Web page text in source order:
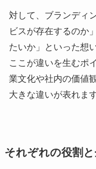
対して、ブランディ
ビスが存在するのか
たいか」といった想
ここが違いを生むポ
業文化や社内の価値
大きな違いが表れます
それぞれの役割